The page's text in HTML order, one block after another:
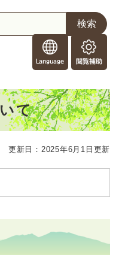
o
r
e
i
n
閲
覧
助
いて
更新日：2025年6月1日更新